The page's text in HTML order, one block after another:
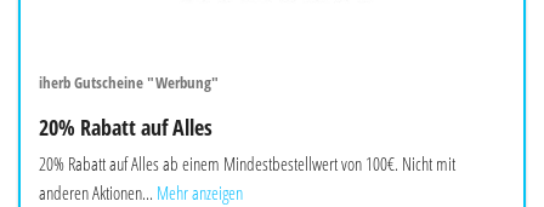
iherb Gutscheine "Werbung"
20% Rabatt auf Alles
20% Rabatt auf Alles ab einem Mindestbestellwert von 100€. Nicht mit
anderen Aktionen... Mehr anzeigen